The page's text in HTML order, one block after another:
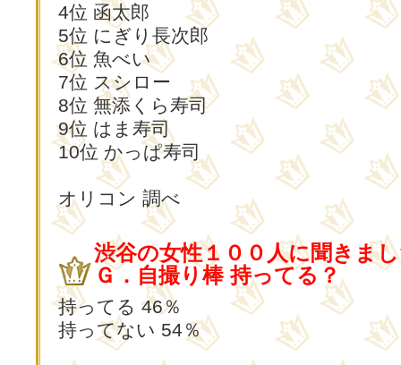
4位 函太郎
5位 にぎり長次郎
6位 魚べい
7位 スシロー
8位 無添くら寿司
9位 はま寿司
10位 かっぱ寿司
オリコン 調べ
渋谷の女性１００人に聞きま
Ｇ．自撮り棒 持ってる？
持ってる 46％
持ってない 54％